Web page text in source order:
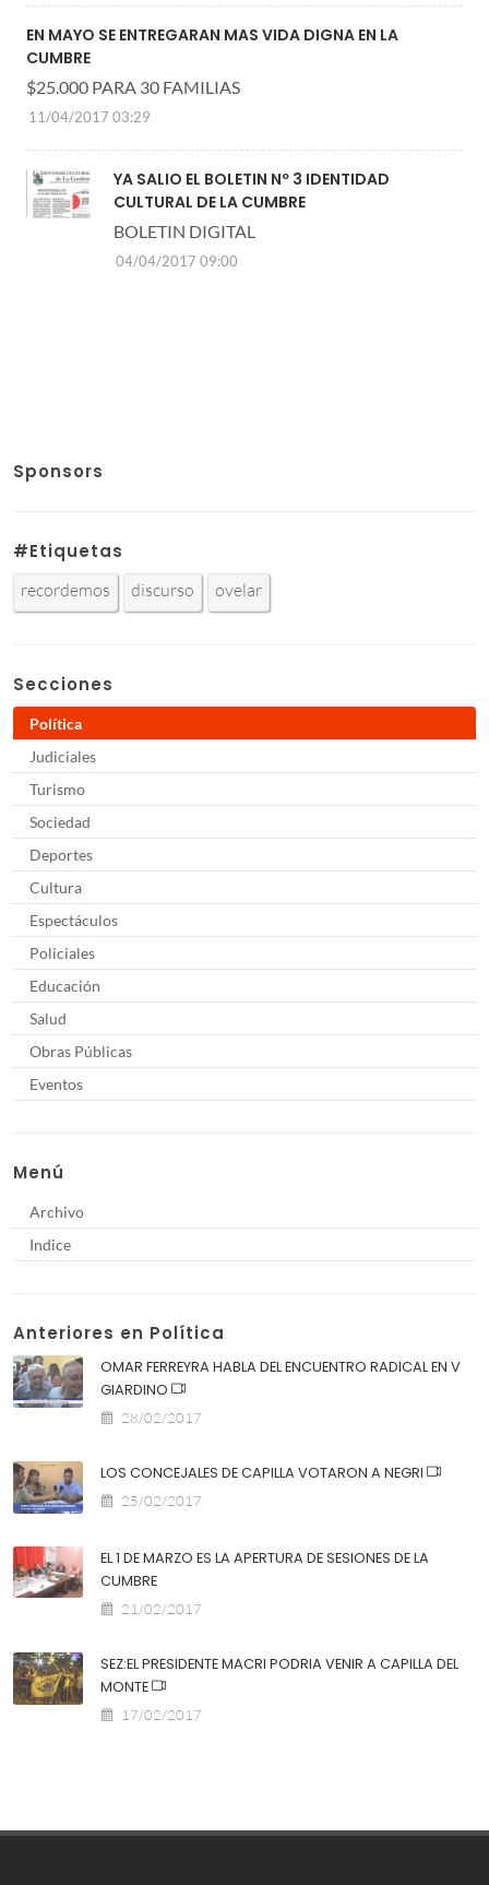
EN MAYO SE ENTREGARAN MAS VIDA DIGNA EN LA
CUMBRE
$25.000 PARA 30 FAMILIAS
11/04/2017 03:29
YA SALIO EL BOLETIN Nº 3 IDENTIDAD
CULTURAL DE LA CUMBRE
BOLETIN DIGITAL
04/04/2017 09:00
Sponsors
#Etiquetas
recordemos discurso ovelar
Secciones
Política
Judiciales
Turismo
Sociedad
Deportes
Cultura
Espectáculos
Policiales
Educación
Salud
Obras Públicas
Eventos
Menú
Archivo
Indice
Anteriores en Política
OMAR FERREYRA HABLA DEL ENCUENTRO RADICAL EN V
GIARDINO
28/02/2017
LOS CONCEJALES DE CAPILLA VOTARON A NEGRI
25/02/2017
EL 1 DE MARZO ES LA APERTURA DE SESIONES DE LA
CUMBRE
21/02/2017
SEZ:EL PRESIDENTE MACRI PODRIA VENIR A CAPILLA DEL
MONTE
17/02/2017